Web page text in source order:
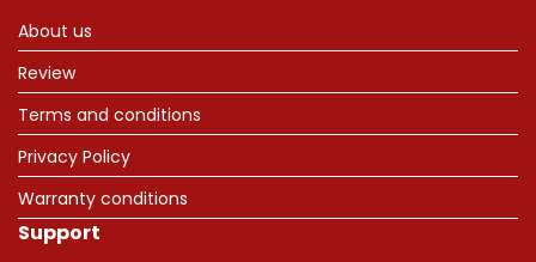
About us
Review
Terms and conditions
Privacy Policy
Warranty conditions
Support